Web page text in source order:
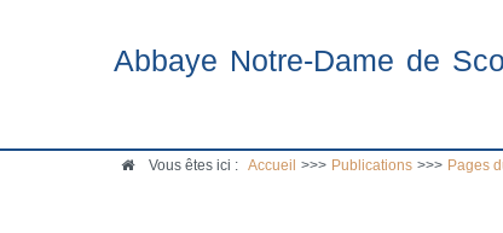
Abbaye Notre-Dame de
Vous êtes ici : Accueil >>> Publications >>> Pages